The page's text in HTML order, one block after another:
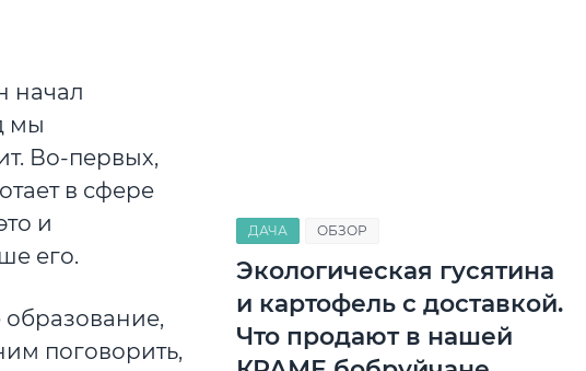
начал
мы
Во-первых,
в сфере
и
его.
образование,
поговорить,
ДАЧА ОБЗОР
Экологическая гусятина
и картофель с доставкой.
Что продают в нашей